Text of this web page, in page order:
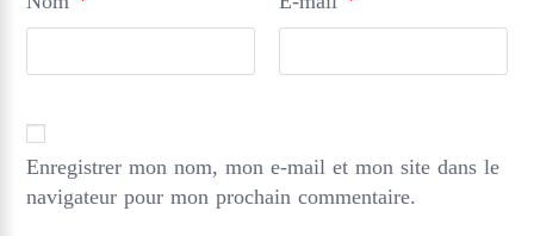
Enregistrer mon nom, mon e-mail et mon site dans le
navigateur pour mon prochain commentaire.